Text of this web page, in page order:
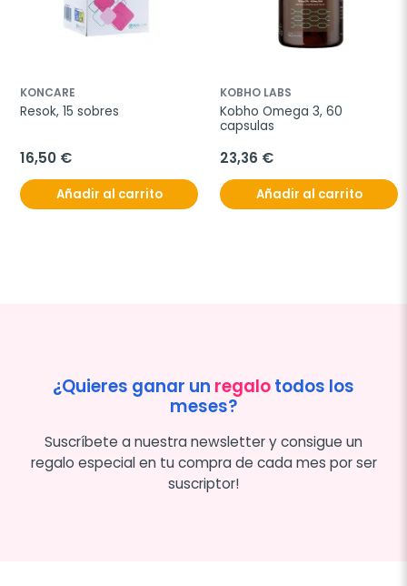
KONCARE
Resok, 15 sobres
16,50 €
Añadir al carrito
KOBHO LABS
Kobho Omega 3, 60
capsulas
23,36 €
Añadir al carrito
¿Quieres ganar un regalotodos los
meses?
Suscríbete a nuestra newsletter y consigue un
regalo especial en tu compra de cada mes por ser
suscriptor!